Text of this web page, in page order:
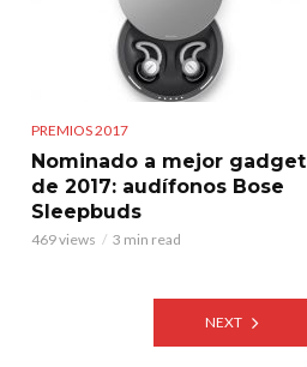
PREMIOS 2017
Nominado a mejor gadget
de 2017: audífonos Bose
Sleepbuds
469 views 3 min read
NEXT